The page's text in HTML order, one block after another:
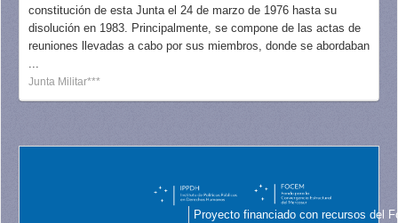
constitución de esta Junta el 24 de marzo de 1976 hasta su
disolución en 1983. Principalmente, se compone de las actas de
reuniones llevadas a cabo por sus miembros, donde se abordaban
...
Junta Militar***
Proyecto financiado con recursos del